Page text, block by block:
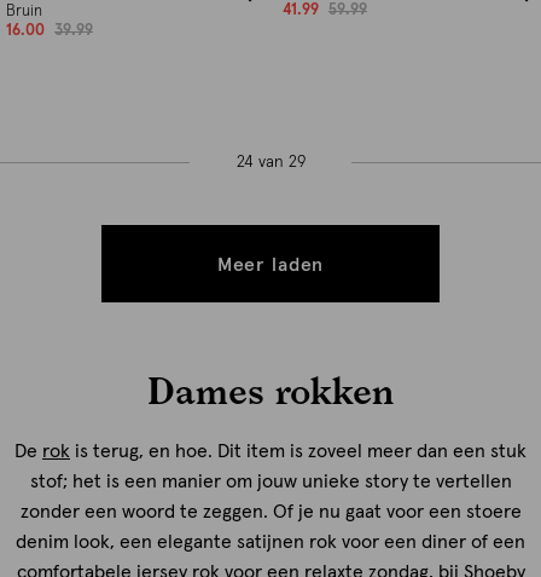
Bruin
16.00
39.99
41.99
59.99
24 van 29
Meer laden
Dames rokken
De rok is terug, en hoe. Dit item is zoveel meer dan een stuk
stof; het is een manier om jouw unieke story te vertellen
zonder een woord te zeggen. Of je nu gaat voor een stoere
denim look, een elegante satijnen rok voor een diner of een
comfortabele jersey rok voor een relaxte zondag, bij Shoeby